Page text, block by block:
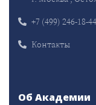
+7 (499) 246-18-44
Контакты
Об Академии